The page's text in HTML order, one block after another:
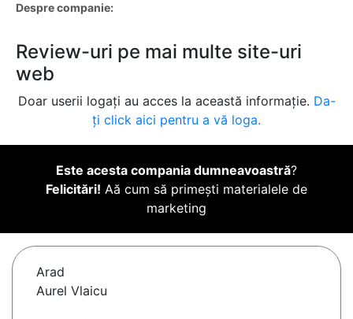
Despre companie:
Review-uri pe mai multe site-uri
web
Doar userii logați au acces la această informație. Da-
ți click aici pentru a vă loga.
Este acesta compania dumneavoastră?
Felicitări! Aă cum să primești materialele de
marketing
Arad
Aurel Vlaicu